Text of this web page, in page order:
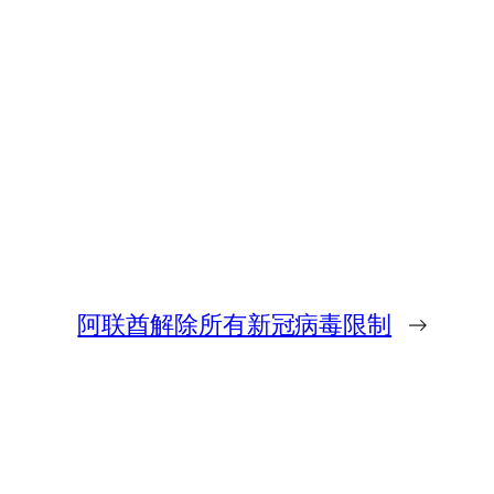
阿联酋解除所有新冠病毒限制 →